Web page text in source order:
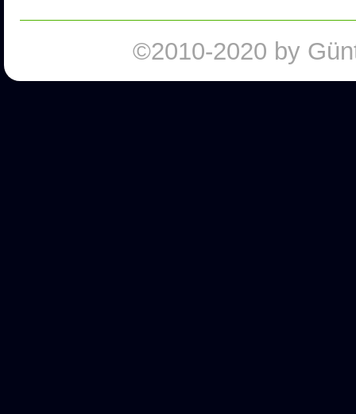
©2010-2020 by